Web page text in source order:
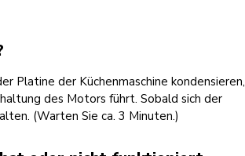
Platine der Küchenmaschine kondensieren,
des Motors führt. Sobald sich der
(Warten Sie ca. 3 Minuten.)